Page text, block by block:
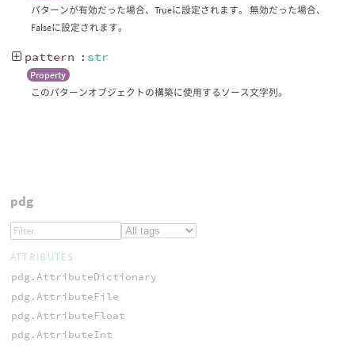
パターンが有効だった場合、Trueに設定されます。 無効だった場合、
Falseに設定されます。
pattern : str
Property
このパターンオブジェクトの構築に使用するソース文字列。
pdg
ATTRIBUTES
pdg.AttributeDictionary
pdg.AttributeFile
pdg.AttributeFloat
pdg.AttributeInt